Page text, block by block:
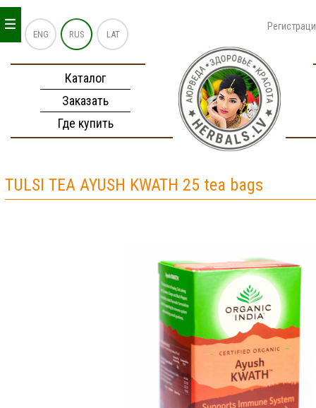
ENG RUS LAT
Каталог
Заказать
Где купить
_
_
_
TULSI TEA AYUSH KWATH 25 tea bags